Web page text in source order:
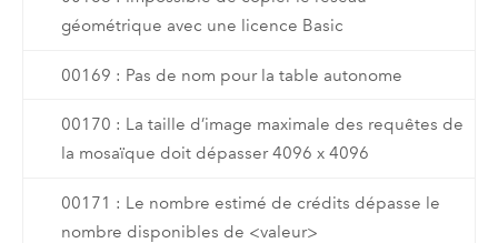
géométrique avec une licence Basic
00169 : Pas de nom pour la table autonome
00170 : La taille d’image maximale des requêtes de
la mosaïque doit dépasser 4096 x 4096
00171 : Le nombre estimé de crédits dépasse le
nombre disponibles de <valeur>